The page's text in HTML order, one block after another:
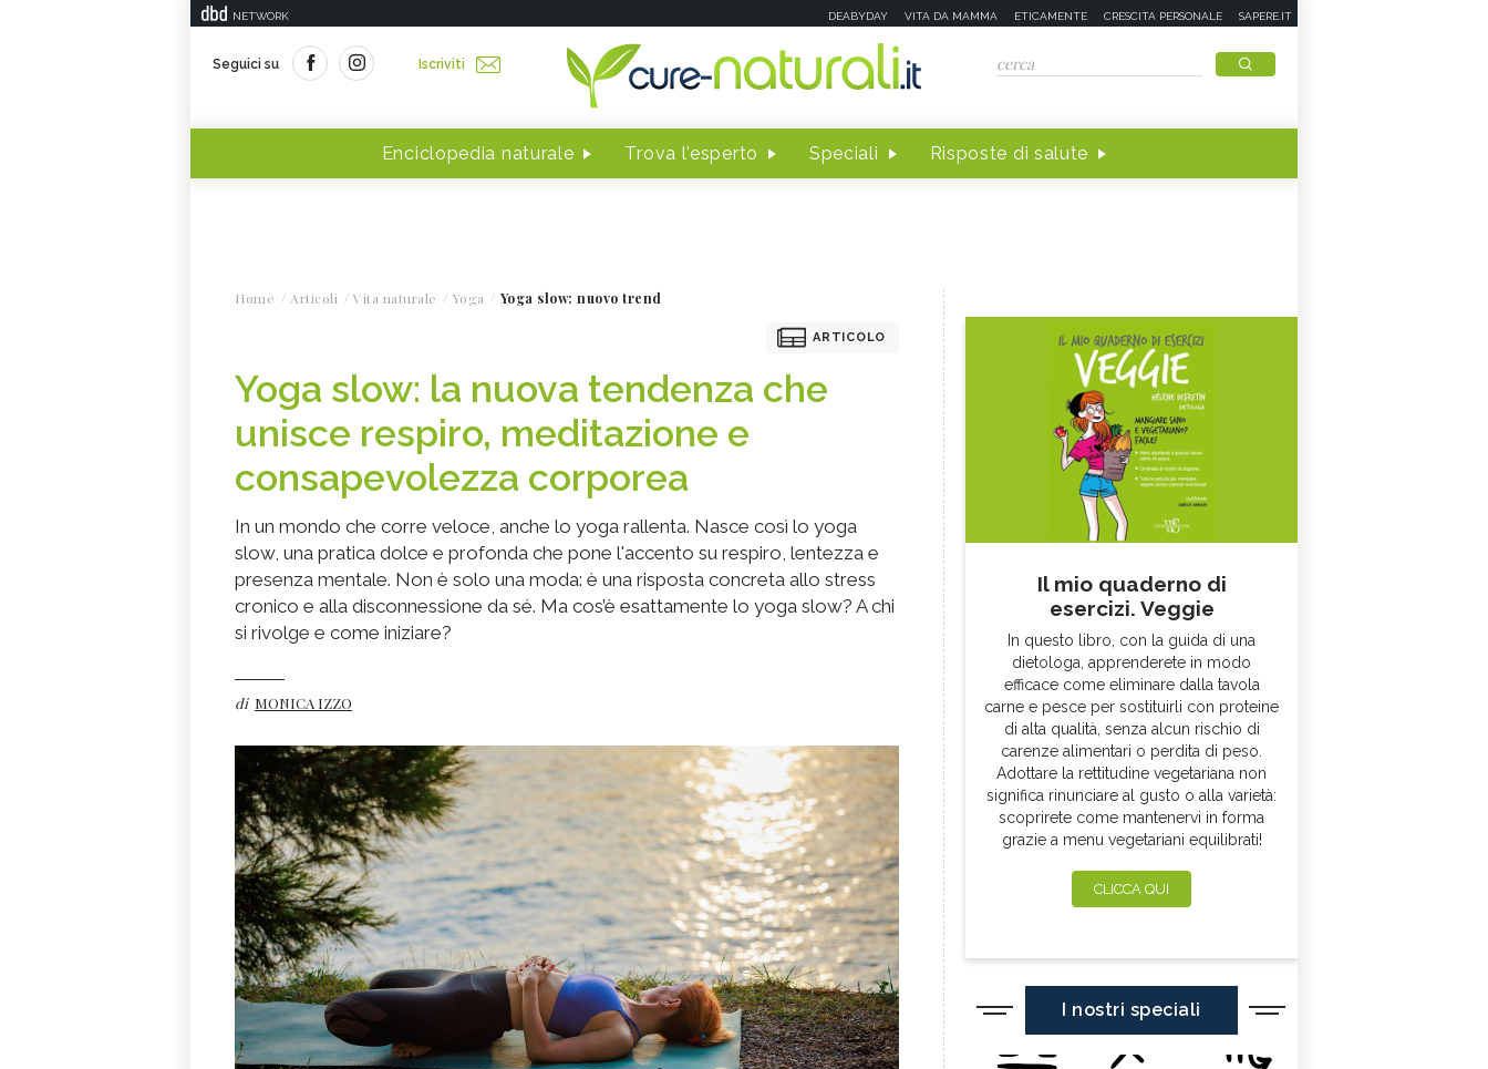
NETWORK DEABYDAY VITA DA MAMMA ETICAMENTE CRESCITA PERSONALE SAPERE.IT
Seguici su Iscriviti
Enciclopedia naturale Trova l'esperto Speciali Risposte di salute
Home Articoli Vita naturale Yoga Yoga slow: nuovo trend
ARTICOLO
Yoga slow: la nuova tendenza che
unisce respiro, meditazione e
consapevolezza corporea
In un mondo che corre veloce, anche lo yoga rallenta. Nasce così lo yoga
slow, una pratica dolce e profonda che pone l'accento su respiro, lentezza e
presenza mentale. Non è solo una moda: è una risposta concreta allo stress
cronico e alla disconnessione da sé. Ma cos’è esattamente lo yoga slow? A chi
si rivolge e come iniziare?
di MONICA IZZO
Il mio quaderno di
esercizi. Veggie
In questo libro, con la guida di una
dietologa, apprenderete in modo
efficace come eliminare dalla tavola
carne e pesce per sostituirli con proteine
di alta qualità, senza alcun rischio di
carenze alimentari o perdita di peso.
Adottare la rettitudine vegetariana non
significa rinunciare al gusto o alla varietà:
scoprirete come mantenervi in forma
grazie a menu vegetariani equilibrati!
CLICCA QUI
I nostri speciali